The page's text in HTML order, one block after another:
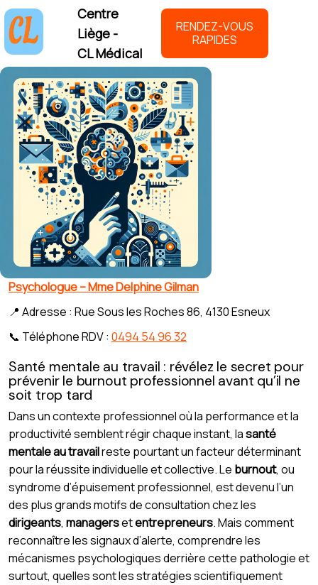
Centre
Liège -
CL Médical
RENDEZ-VOUS
RAPIDES
Psychologue – Mme Delphine Gilman
📍 Adresse : Rue Sous les Roches 86, 4130 Esneux
📞 Téléphone RDV : 0494 54 96 32
Santé mentale au travail : révélez le secret pour
prévenir le burnout professionnel avant qu’il ne
soit trop tard
Dans un contexte professionnel où la performance et la
productivité semblent régir chaque instant, lasanté
mentale au travailreste pourtant un facteur déterminant
pour la réussite individuelle et collective. Le burnout, ou
syndrome d’épuisement professionnel, est devenu l’un
des plus grands motifs de consultation chez les
dirigeants, managersetentrepreneurs. Mais comment
reconnaître les signaux d’alerte, comprendre les
mécanismes psychologiques derrière cette pathologie et
surtout, quelles sont les stratégies scientifiquement